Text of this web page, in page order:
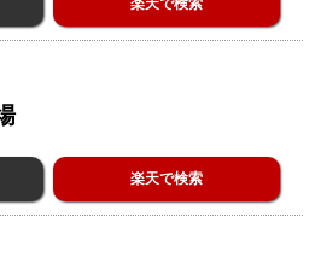
楽天で検索
楽天で検索